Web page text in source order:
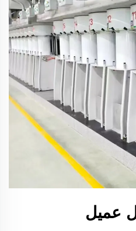
عميل